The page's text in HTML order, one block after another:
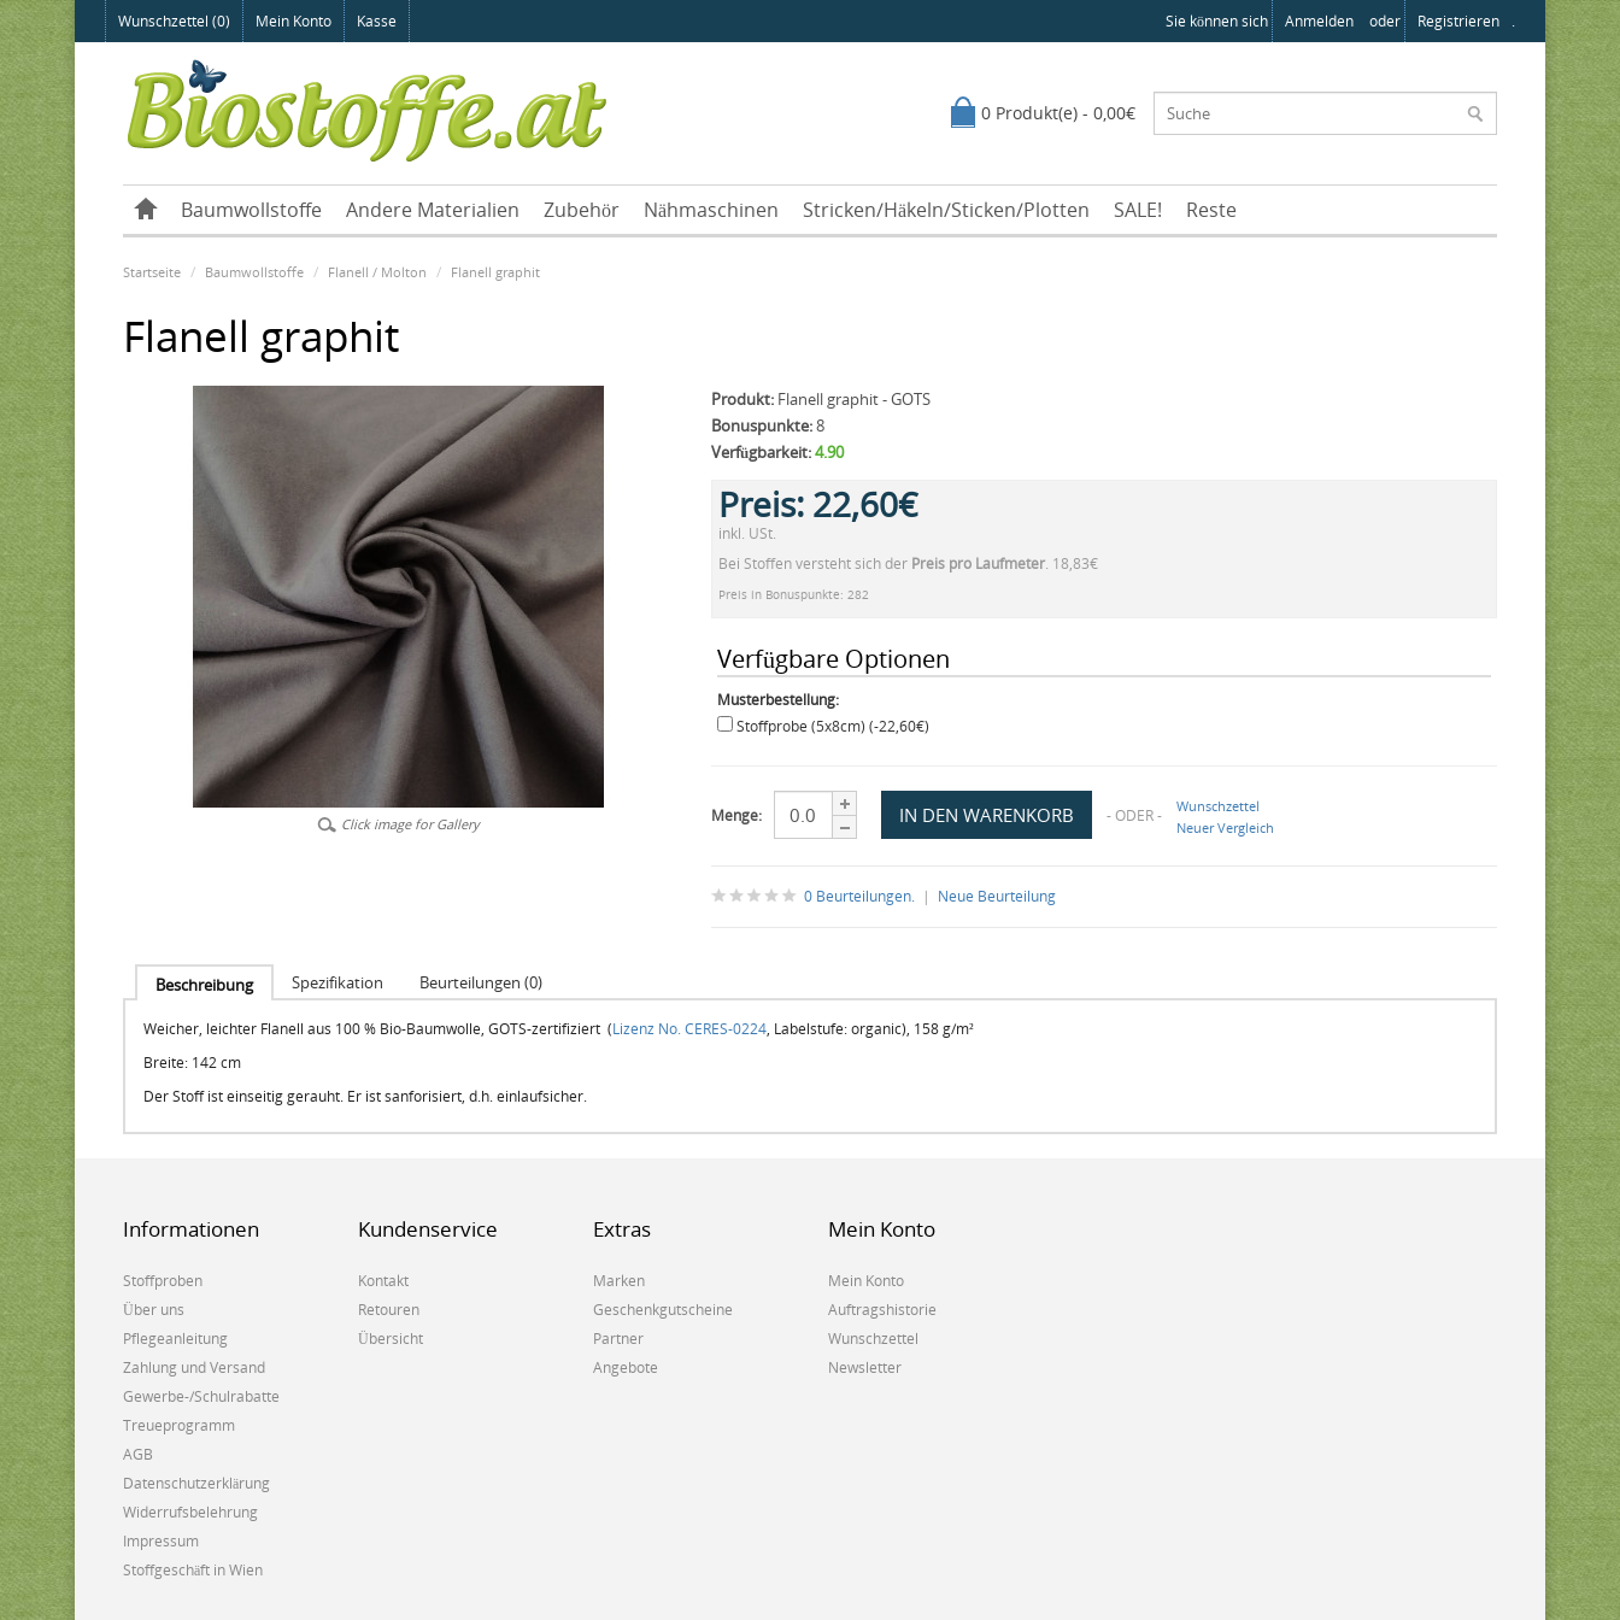
Wunschzettel (0) Mein Konto Kasse Sie können sich Anmelden oder Registrieren .
0 Produkt(e) - 0,00€
Baumwollstoffe Andere Materialien Zubehör Nähmaschinen Stricken/Häkeln/Sticken/Plotten SALE! Reste
Startseite Baumwollstoffe Flanell / Molton Flanell graphit
Flanell graphit
Click image for Gallery
Produkt:Flanell graphit - GOTS
Bonuspunkte:8
Verfügbarkeit:4.90
Preis: 22,60€
inkl. USt.
Bei Stoffen versteht sich der Preis pro Laufmeter. 18,83€
Preis in Bonuspunkte: 282
Verfügbare Optionen
Musterbestellung:
Stoffprobe (5x8cm) (-22,60€)
Menge: - ODER -
Wunschzettel
Neuer Vergleich
0 Beurteilungen.| Neue Beurteilung
Beschreibung Spezifikation Beurteilungen (0)
Weicher, leichter Flanell aus 100 % Bio-Baumwolle, GOTS-zertifiziert (Lizenz No. CERES-0224, Labelstufe: organic), 158 g/m²
Breite: 142 cm
Der Stoff ist einseitig gerauht. Er ist sanforisiert, d.h. einlaufsicher.
Informationen
Stoffproben
Über uns
Pflegeanleitung
Zahlung und Versand
Gewerbe-/Schulrabatte
Treueprogramm
AGB
Datenschutzerklärung
Widerrufsbelehrung
Impressum
Stoffgeschäft in Wien
Kundenservice
Kontakt
Retouren
Übersicht
Extras
Marken
Geschenkgutscheine
Partner
Angebote
Mein Konto
Mein Konto
Auftragshistorie
Wunschzettel
Newsletter